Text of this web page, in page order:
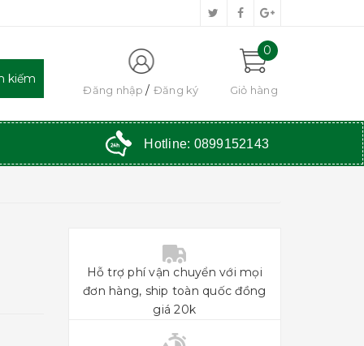
Đăng nhập Đăng ký
0
Giỏ hàng
Hotline: 0899152143
Hỗ trợ phí vận chuyển với mọi
đơn hàng, ship toàn quốc đồng
giá 20k